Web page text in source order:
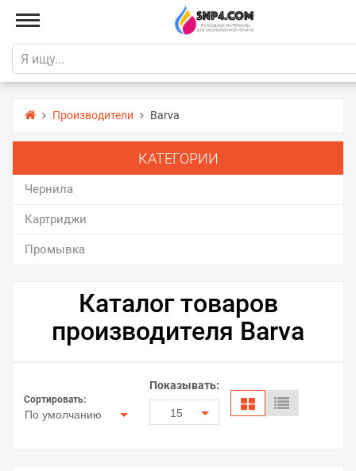
Производители Barva
КАТЕГОРИИ
Чернила
Картриджи
Промывка
Каталог товаров
производителя Barva
Сортировать:
По умолчанию
Показывать:
15